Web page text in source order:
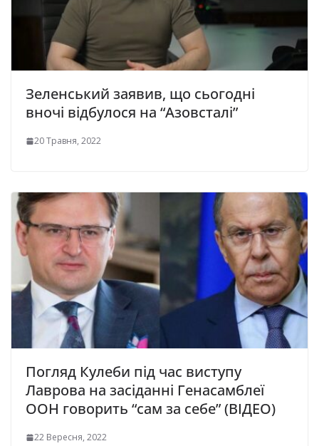
Зеленський заявив, що сьогодні
вночі відбулося на “Азовсталі”
20 Травня, 2022
Погляд Кулеби під час виступу
Лаврова на засіданні Генасамблеї
ООН говорить “сам за себе” (ВІДЕО)
22 Вересня, 2022